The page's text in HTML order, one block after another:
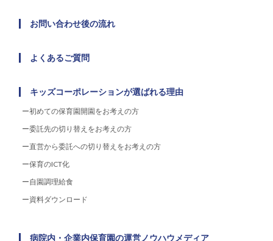
お問い合わせ後の流れ
よくあるご質問
キッズコーポレーションが選ばれる理由
初めての保育園開園をお考えの方
委託先の切り替えをお考えの方
直営から委託への切り替えをお考えの方
保育のICT化
自園調理給食
資料ダウンロード
病院内・企業内保育園の運営ノウハウメディア